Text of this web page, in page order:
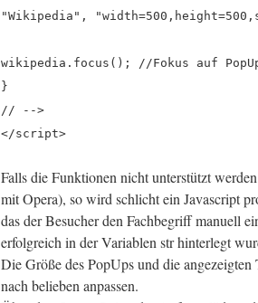
"Wikipedia",
wikipedia.focus(); //Fokus auf
}
// -->
</script>
Falls die Funktionen nicht unterstützt
mit Opera), so wird schlicht ein Javascript
das der Besucher den Fachbegriff manuell
erfolgreich in der Variablen str hinterlegt
Die Größe des PopUps und die
nach belieben anpassen.